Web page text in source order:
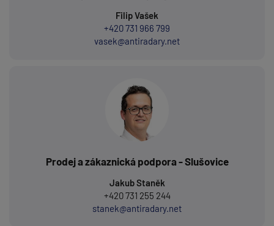
Filip Vašek
+420 731 966 799
vasek@antiradary.net
Prodej a zákaznická podpora - Slušovice
Jakub Staněk
+420 731 255 244
stanek@antiradary.net